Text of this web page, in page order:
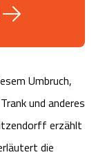
Umbruch,
und anderes
erzählt
die